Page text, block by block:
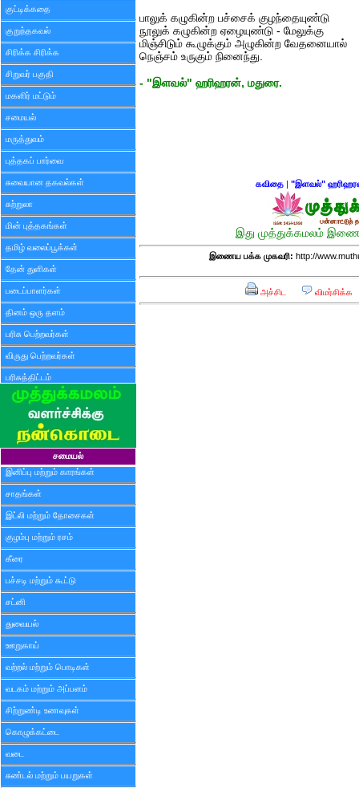
குட்டிக்கதை
குறுந்தகவல்
சிரிக்க சிரிக்க
சிறுவர் பகுதி
மகளிர் மட்டும்
சமையல்
மருத்துவம்
புத்தகப் பார்வை
சுவையான தகவல்கள்
சுற்றுலா
மின் புத்தகங்கள்
தமிழ் வலைப்பூக்கள்
தேன் துளிகள்
படைப்பாளர்கள்
தினம் ஒரு தளம்
பரிசு பெற்றவர்கள்
விருது பெற்றவர்கள்
பரிசுத்திட்டம்
சமையல்
இனிப்பு மற்றும் காரங்கள்
சாதங்கள்
இட்லி மற்றும் தோசைகள்
குழம்பு மற்றும் ரசம்
கீரை
பச்சடி மற்றும் கூட்டு
சட்னி
துவையல்
ஊறுகாய்
வற்றல் மற்றும் பொடிகள்
வடகம் மற்றும் அப்பளம்
சிற்றுண்டி உணவுகள்
கொழுக்கட்டை
வடை
சுண்டல் மற்றும் பயறுகள்
பாலுக் கழுகின்ற பச்சைக் குழந்தையுண்டு
நூலுக் கழுகின்ற ஏழையுண்டு - மேலுக்கு
மிஞ்சிடும் கூழுக்கும் அழுகின்ற வேதனையால்
நெஞ்சம் உருகும் நினைந்து.
- "இளவல்" ஹரிஹரன், மதுரை.
கவிதை| "இளவல்"
இது முத்துக்கமலம்
இணைய பக்க முகவரி: http://
அச்சிட விமர்சிக்க